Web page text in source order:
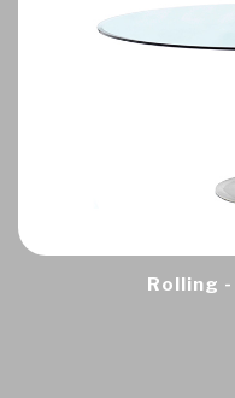
Rolling